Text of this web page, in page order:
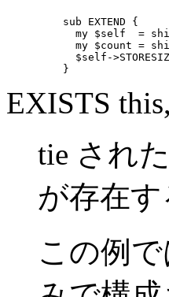
    sub EXTEND {
my $self  =
my $count =
$self-
    }
EXISTS
tie され
が存在
この例